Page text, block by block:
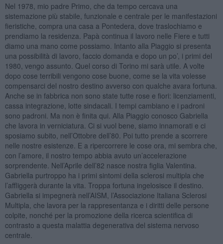
Nel 1978, mio padre Primo, che da tempo cercava una
sistemazione più stabile, funzionale e centrale per le manifestazioni
fieristiche, compra una casa a Pontedera, dove traslochiamo e
prendiamo la residenza. Papà continua il lavoro nelle Fiere e tutti
diamo una mano come possiamo. Intanto alla Piaggio si presenta
una possibilità di lavoro, faccio domanda e dopo un po’, i primi del
1980, vengo assunto. Quel corso di Torino mi sarà utile. A volte
dopo cose terribili vengono cose buone, come se la vita volesse
compensarci del nostro destino avverso con qualche avara fortuna.
Anche se in fabbrica non sono state tutte rose e fiori: licenziamenti,
cassa integrazione, lotte sindacali. I tempi cambiano e i padroni
sono padroni. Ma non è finita qui. Alla Piaggio conosco Gabriella
che lavora in verniciatura. Ci si vuol bene, siamo innamorati e ci
sposiamo subito, nell’Ottobre dell’80. Poi tutto prende a scorrere
nelle nostre esistenze. E a ripercorrere le cose ora, mi sembra che,
con l’amore, il nostro tempo abbia avuto un’accelerazione
sorprendente. Nell’Aprile dell’82 nasce nostra figlia Valentina.
Gabriella purtroppo ha i primi sintomi della sclerosi multipla che
l’affliggerà durante la vita. Troppa fortuna ingelosisce il destino.
Gabriella si impegnerà nell’AISM, l’Associazione Italiana Sclerosi
Multipla, che lavora per la rappresentanza e i diritti delle persone
colpite, nonché per la promozione della ricerca scientifica di
contrasto a questa malattia degenerativa del sistema nervoso
centrale.